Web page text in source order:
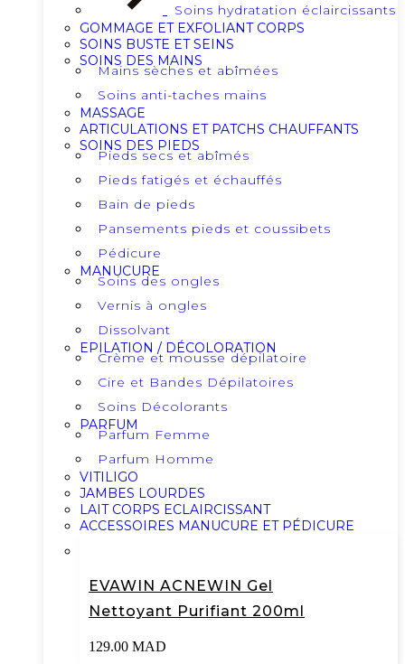
Soins hydratation éclaircissants
GOMMAGE ET EXFOLIANT CORPS
SOINS BUSTE ET SEINS
SOINS DES MAINS
Mains sèches et abîmées
Soins anti-taches mains
MASSAGE
ARTICULATIONS ET PATCHS CHAUFFANTS
SOINS DES PIEDS
Pieds secs et abîmés
Pieds fatigés et échauffés
Bain de pieds
Pansements pieds et coussibets
Pédicure
MANUCURE
Soins des ongles
Vernis à ongles
Dissolvant
EPILATION / DÉCOLORATION
Crème et mousse dépilatoire
Cire et Bandes Dépilatoires
Soins Décolorants
PARFUM
Parfum Femme
Parfum Homme
VITILIGO
JAMBES LOURDES
LAIT CORPS ECLAIRCISSANT
ACCESSOIRES MANUCURE ET PÉDICURE
EVAWIN ACNEWIN Gel
Nettoyant Purifiant 200ml
129.00 MAD